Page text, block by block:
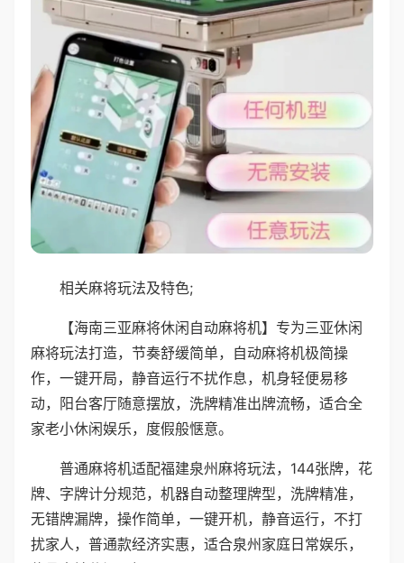
相关麻将玩法及特色;
【海南三亚麻将休闲自动麻将机】专为三亚休闲
麻将玩法打造，节奏舒缓简单，自动麻将机极简操
作，一键开局，静音运行不扰作息，机身轻便易移
动，阳台客厅随意摆放，洗牌精准出牌流畅，适合全
家老小休闲娱乐，度假般惬意。
普通麻将机适配福建泉州麻将玩法，144张牌，花
牌、字牌计分规范，机器自动整理牌型，洗牌精准，
无错牌漏牌，操作简单，一键开机，静音运行，不打
扰家人，普通款经济实惠，适合泉州家庭日常娱乐，